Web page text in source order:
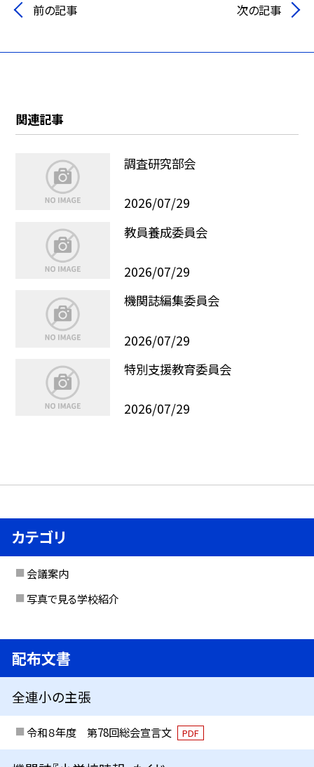
前の記事 次の記事
関連記事
調査研究部会
2026/07/29
教員養成委員会
2026/07/29
機関誌編集委員会
2026/07/29
特別支援教育委員会
2026/07/29
カテゴリ
会議案内
写真で見る学校紹介
配布文書
全連小の主張
令和８年度 第78回総会宣言文 PDF